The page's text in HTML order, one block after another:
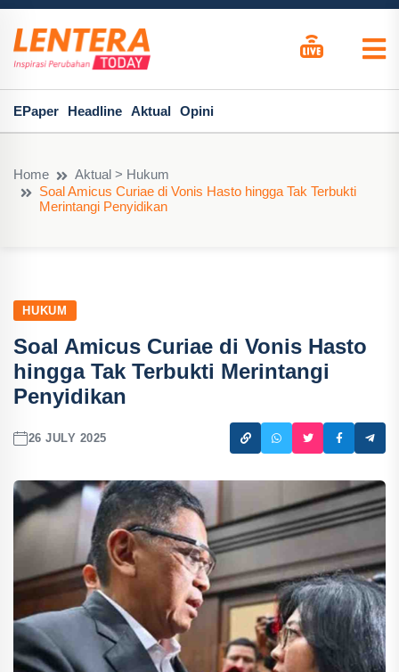
EPaper Headline Aktual Opini
Home
Aktual > Hukum
Soal Amicus Curiae di Vonis Hasto hingga Tak Terbukti
Merintangi Penyidikan
HUKUM
Soal Amicus Curiae di Vonis Hasto
hingga Tak Terbukti Merintangi
Penyidikan
26 JULY 2025